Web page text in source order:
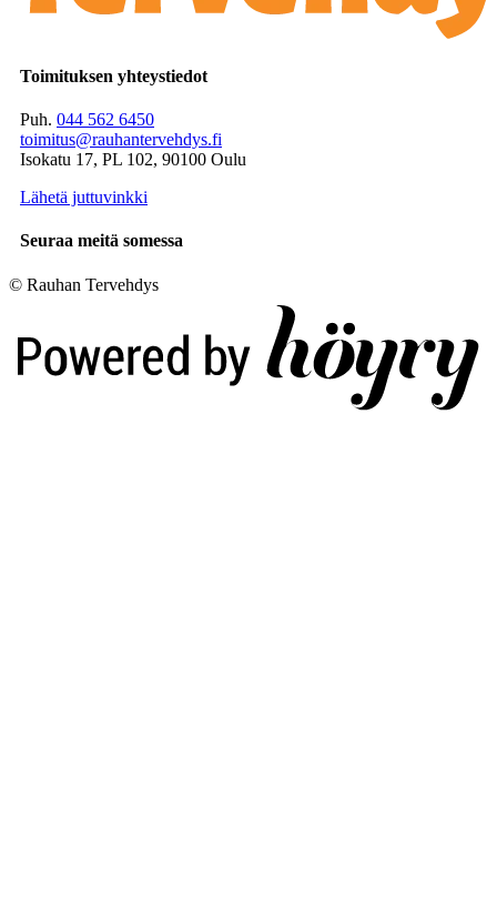
Toimituksen yhteystiedot
Puh. 044 562 6450
toimitus@rauhantervehdys.fi
Isokatu 17, PL 102, 90100 Oulu
Lähetä juttuvinkki
Seuraa meitä somessa
© Rauhan Tervehdys